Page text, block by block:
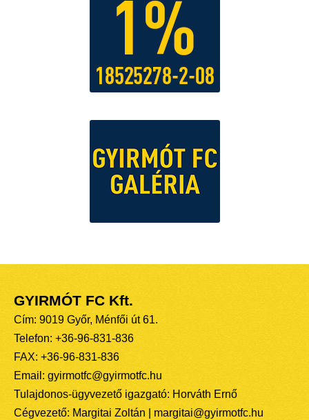
GYIRMÓT FC Kft.
Cím: 9019 Győr, Ménfői út 61.
Telefon: +36-96-831-836
FAX: +36-96-831-836
Email: gyirmotfc@gyirmotfc.hu
Tulajdonos-ügyvezető igazgató: Horváth Ernő
Cégvezető: Margitai Zoltán | margitai@gyirmotfc.hu